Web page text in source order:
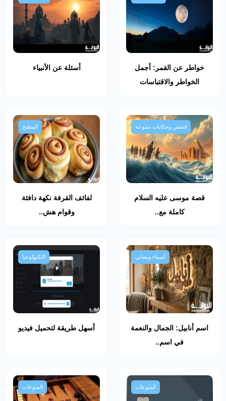
خواطر عن القمر: أجمل
الخواطر والاقتباسات
أسئلة عن الأنبياء
قصص وحكايات متنوعة
قصة موسى عليه السلام
كاملة مع..
المطبخ
لفائف القرفة نكهة دافئة
وقوام هش..
أسماء ومعاني
اسم أنابيل: الجمال والنعمة
في اسم..
التكنولوجيا
أسهل طريقة لتحميل فيديو
المنوعات المنوعات